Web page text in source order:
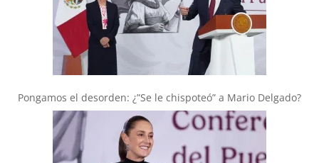
Pongamos el desorden: ¿”Se le chispoteó” a Mario Delgado?